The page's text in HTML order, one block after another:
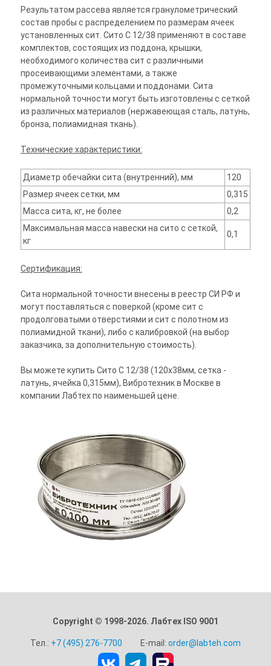
Результатом рассева является гранулометрический
состав пробы с распределением по размерам ячеек
установленных сит. Сито С 12/38 применяют в составе
комплектов, состоящих из поддона, крышки,
необходимого количества сит с различными
просеивающими элементами, а также
промежуточными кольцами и поддонами. Сита
нормальной точности могут быть изготовлены с сеткой
из различных материалов (нержавеющая сталь, латунь,
бронза, полиамидная ткань).
Технические характеристики:
Диаметр обечайки сита (внутренний), мм
120
Размер ячеек сетки, мм
0,315
Масса сита, кг, не более
0,2
Максимальная масса навески на сито с сеткой,
кг
0,1
Сертификация:
Сита нормальной точности внесены в реестр СИ РФ и
могут поставляться с поверкой (кроме сит с
продолговатыми отверстиями и сит с полотном из
полиамидной ткани), либо с калибровкой (на выбор
заказчика, за дополнительную стоимость).
Вы можете купить Сито С 12/38 (120х38мм, сетка -
латунь, ячейка 0,315мм), Вибротехник в Москве в
компании Лабтех по наименьшей цене.
Copyright © 1998-2026. Лабтех ISO 9001
Тел.: +7 (495) 276-7700 E-mail: order@labteh.com